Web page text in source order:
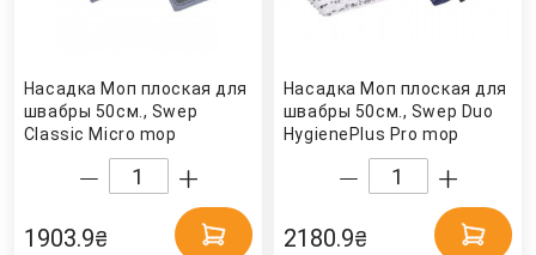
Насадка Моп плоская для
швабры 50см., Swep
Classic Micro mop
(508437) Vileda
Professional
1903.9₴
Насадка Моп плоская для
швабры 50см., Swep Duo
HygienePlus Pro mop
(171428) Vileda
Professional
2180.9₴